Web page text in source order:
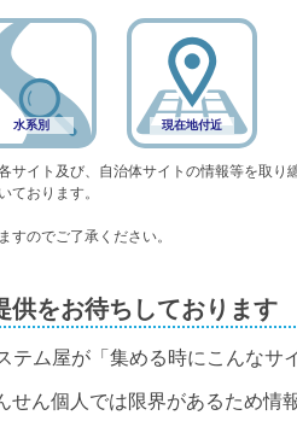
水系別 現在地付近
サイト及び、自治体サイトの情報等を取り
ております。
のでご了承ください。
供をお待ちしております
ム屋が「集める時にこんな
ん個人では限界があるため